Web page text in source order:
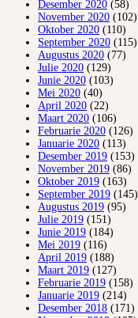
Desember 2020 (58)
November 2020 (102)
Oktober 2020 (110)
September 2020 (115)
Augustus 2020 (77)
Julie 2020 (129)
Junie 2020 (103)
Mei 2020 (40)
April 2020 (22)
Maart 2020 (106)
Februarie 2020 (126)
Januarie 2020 (113)
Desember 2019 (153)
November 2019 (86)
Oktober 2019 (163)
September 2019 (145)
Augustus 2019 (95)
Julie 2019 (151)
Junie 2019 (184)
Mei 2019 (116)
April 2019 (188)
Maart 2019 (127)
Februarie 2019 (158)
Januarie 2019 (214)
Desember 2018 (171)